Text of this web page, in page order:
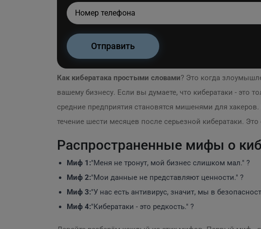
Как кибератака простыми словами? Это когда
вашему бизнесу. Если вы думаете, что кибератаки -
средние предприятия становятся мишенями для
течение шести месяцев после серьезной кибератаки.
Распространенные мифы о
Миф 1:"Меня не тронут, мой бизнес слишком мал." ?
Миф 2:"Мои данные не представляют ценности." ?
Миф 3:"У нас есть антивирус, значит, мы в
Миф 4:"Кибератаки - это редкость." ?